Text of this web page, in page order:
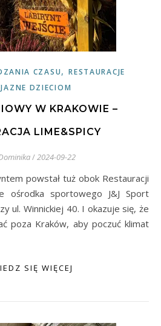
CZASU,RESTAURACJE
DZIECIOM
W KRAKOWIE –
LIME&SPICY
/2024-09-22
ośrodka sportowego J&J Sport
ul. Winnickiej 40. I okazuje się, że
poza Kraków, aby poczuć klimat
SIĘ WIĘCEJ